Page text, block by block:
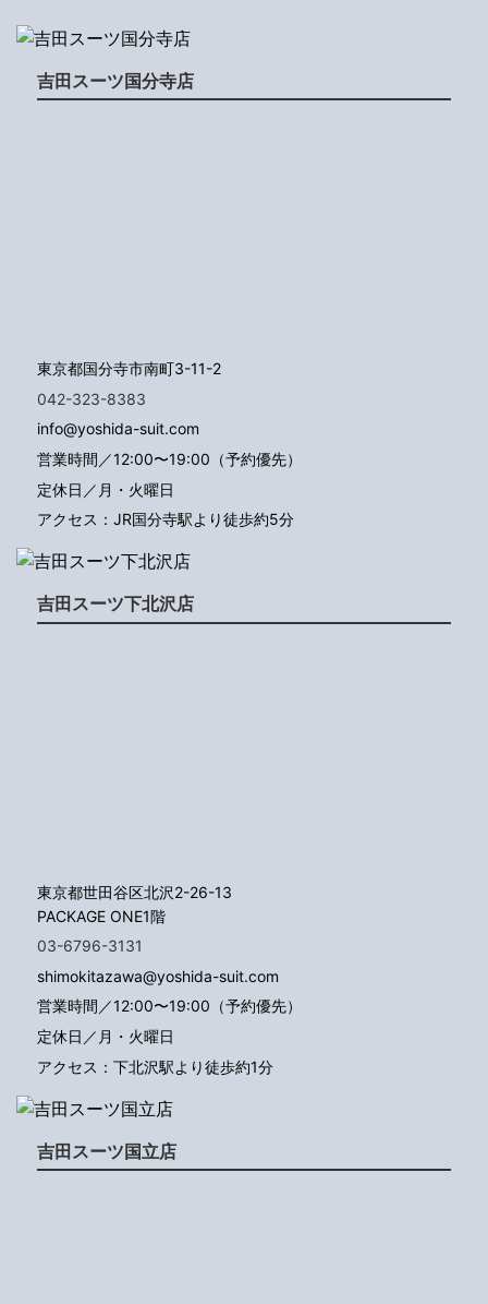
吉田スーツ国分寺店
東京都国分寺市南町3-11-2
042-323-8383
info@yoshida-suit.com
営業時間／12:00〜19:00（予約優先）
定休日／月・火曜日
アクセス：JR国分寺駅より徒歩約5分
吉田スーツ下北沢店
東京都世田谷区北沢2-26-13
PACKAGE ONE1階
03-6796-3131
shimokitazawa@yoshida-suit.com
営業時間／12:00〜19:00（予約優先）
定休日／月・火曜日
アクセス：下北沢駅より徒歩約1分
吉田スーツ国立店